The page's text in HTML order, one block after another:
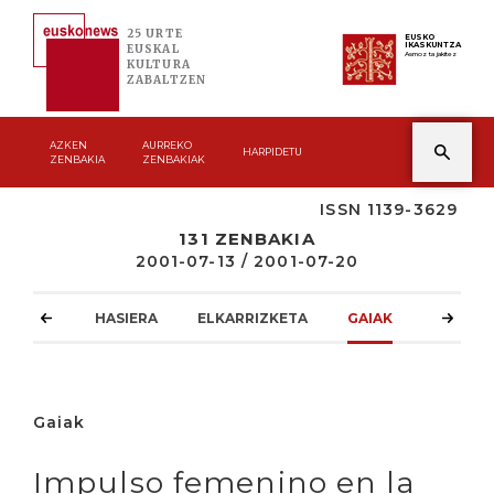
25 URTE
EUSKAL
KULTURA
ZABALTZEN
EUSKO
IKASKUNTZA
Asmoz ta jakitez
AZKEN
ZENBAKIA
AURREKO
ZENBAKIAK
HARPIDETU
ISSN 1139-3629
131 ZENBAKIA
2001-07-13 / 2001-07-20
HASIERA ELKARRIZKETA GAIAK
Gaiak
Impulso femenino en la